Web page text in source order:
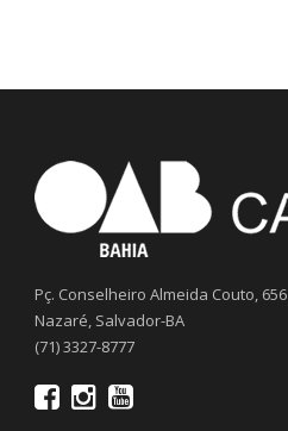
Pç. Conselheiro Almeida Couto, 656
Nazaré, Salvador-BA
(71) 3327-8777